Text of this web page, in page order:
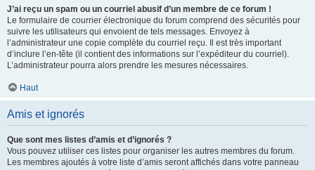
J’ai reçu un spam ou un courriel abusif d’un membre de ce forum !
Le formulaire de courrier électronique du forum comprend des sécurités pour
suivre les utilisateurs qui envoient de tels messages. Envoyez à
l’administrateur une copie complète du courriel reçu. Il est très important
d’inclure l’en-tête (il contient des informations sur l’expéditeur du courriel).
L’administrateur pourra alors prendre les mesures nécessaires.
Haut
Amis et ignorés
Que sont mes listes d’amis et d’ignorés ?
Vous pouvez utiliser ces listes pour organiser les autres membres du forum.
Les membres ajoutés à votre liste d’amis seront affichés dans votre panneau